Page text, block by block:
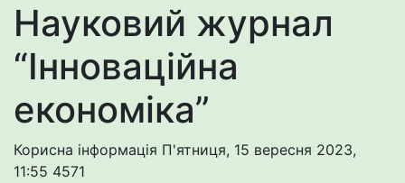
Науковий журнал
“Інноваційна
економіка”
Корисна інформація П'ятниця, 15 вересня 2023,
11:55 4571